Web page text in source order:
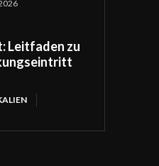
Leitfaden zu